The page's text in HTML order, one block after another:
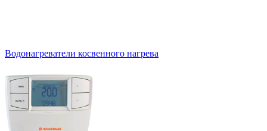
Водонагреватели косвенного нагрева